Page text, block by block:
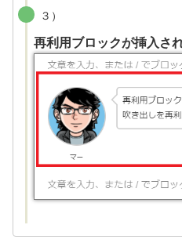
３）
再利用ブロックが挿入さ